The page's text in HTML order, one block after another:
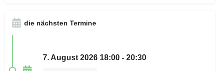
die nächsten Termine
7. August 2026 18:00 - 20:30